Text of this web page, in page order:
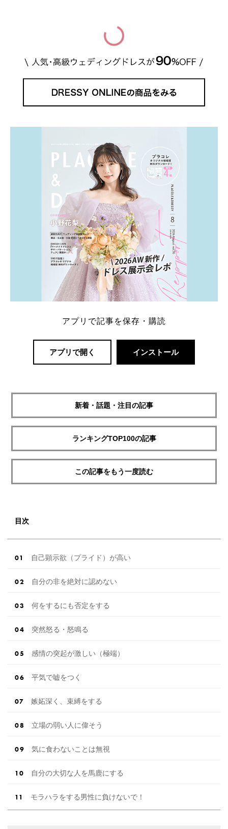
アプリで記事を保存・購読
アプリで開く インストール
新着・話題・注目の記事
ランキングTOP100の記事
この記事をもう一度読む
目次
自己顕示欲（プライド）が高い
自分の非を絶対に認めない
何をするにも否定をする
突然怒る・怒鳴る
感情の突起が激しい（極端）
平気で嘘をつく
嫉妬深く、束縛をする
立場の弱い人に偉そう
気に食わないことは無視
自分の大切な人を馬鹿にする
モラハラをする男性に負けないで！